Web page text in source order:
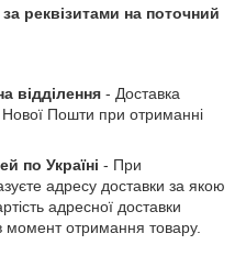
реквізитами на поточний
відділення - Доставка
Пошти при отриманні
по Україні - При
адресу доставки за якою
адресної доставки
момент отримання товару.